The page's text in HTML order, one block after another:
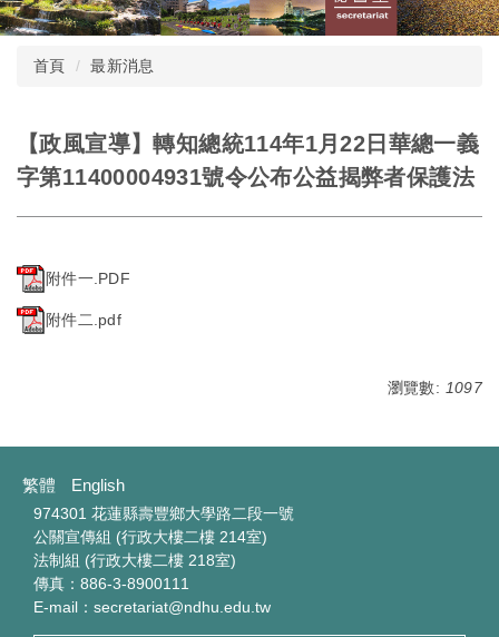
首頁 最新消息
【政風宣導】轉知總統114年1月22日華總一義
字第11400004931號令公布公益揭弊者保護法
附件一.PDF
附件二.pdf
瀏覽數: 1097
繁體 English
974301 花蓮縣壽豐鄉大學路二段一號
公關宣傳組 (行政大樓二樓 214室)
法制組 (行政大樓二樓 218室)
傳真：886-3-8900111
E-mail：secretariat@ndhu.edu.tw